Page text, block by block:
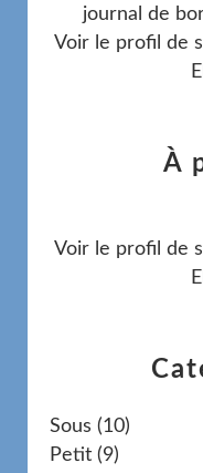
Sous (10)
Petit (9)
journal de
Voir le profil de
À
Voir le profil de